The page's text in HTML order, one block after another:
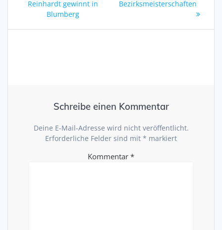
post:
Reinhardt gewinnt in
Blumberg
Bezirksmeisterschaften
Schreibe einen Kommentar
Deine E-Mail-Adresse wird nicht veröffentlicht.
Erforderliche Felder sind mit * markiert
Kommentar *